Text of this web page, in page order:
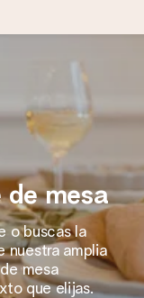
al vuelo,
cuando más
dan un 4,5 en
de mesa
o buscas la
nuestra amplia
mesa
que elijas.